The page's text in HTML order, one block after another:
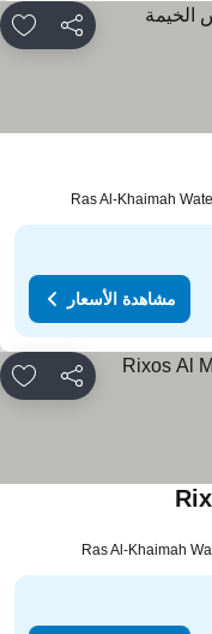
مشاركة
مشاهدة الأسعار
مشاركة